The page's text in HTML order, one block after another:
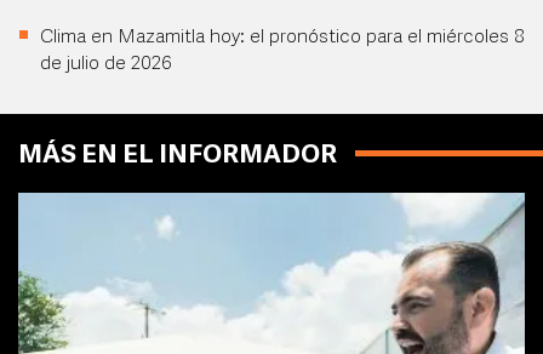
Clima en Mazamitla hoy: el pronóstico para el miércoles 8
de julio de 2026
MÁS EN EL INFORMADOR